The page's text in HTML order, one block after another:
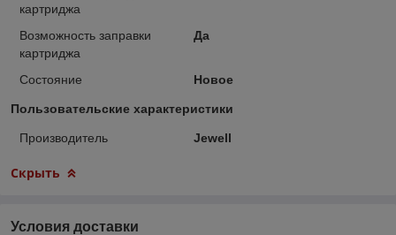
картриджа
Возможность заправки
картриджа
Да
Состояние Новое
Пользовательские характеристики
Производитель Jewell
Скрыть
Условия доставки